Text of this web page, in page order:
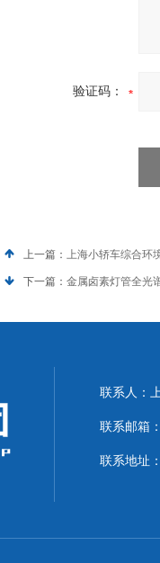
验证码：
上一篇： 上海小轿车综合环
下一篇： 金属卤素灯管全光
联系人：
联系邮箱
联系地址